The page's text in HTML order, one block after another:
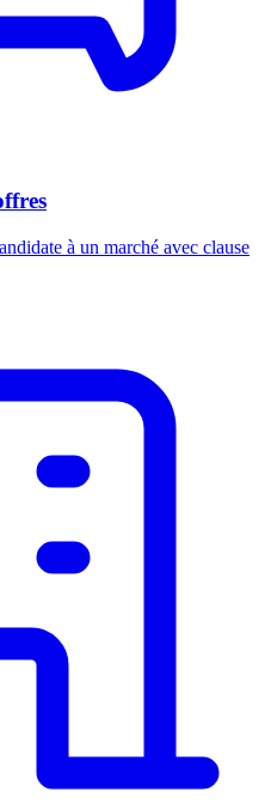
à un marché avec clause